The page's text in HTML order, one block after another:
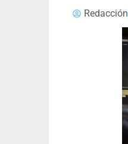
Redacción